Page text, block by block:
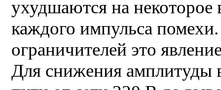
ухудшаются на некоторое
каждого импульса
ограничителей это
Для снижения амплитуды